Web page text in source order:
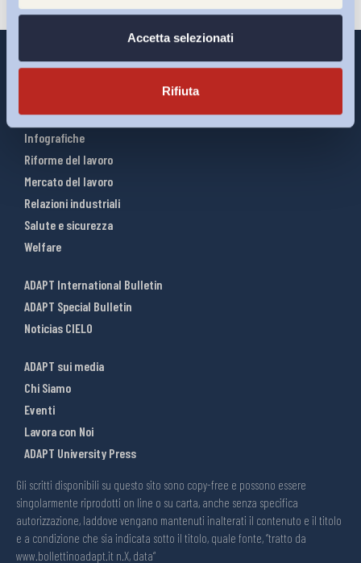
Accetta selezionati
Rifiuta
Interventi ADAPT
Infografiche
Riforme del lavoro
Mercato del lavoro
Relazioni industriali
Salute e sicurezza
Welfare
ADAPT International Bulletin
ADAPT Special Bulletin
Noticias CIELO
ADAPT sui media
Chi Siamo
Eventi
Lavora con Noi
ADAPT University Press
Gli scritti disponibili su questo sito sono copy-free e possono essere
singolarmente riprodotti on line o su carta, anche senza specifica
autorizzazione, laddove vengano mantenuti inalterati il contenuto e il titolo
e a condizione che sia indicata sotto il titolo, quale fonte, “tratto da
www.bollettinoadapt.it n.X, data“